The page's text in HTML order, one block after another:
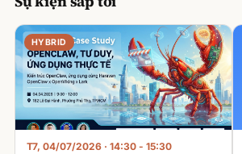
HYBRID
T7, 04/07/2026 · 14:30 - 15:30